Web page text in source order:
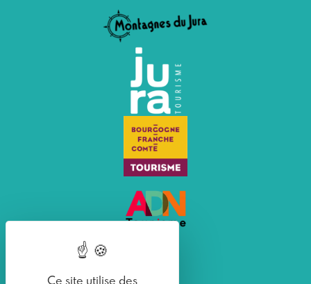
Ce site utilise des